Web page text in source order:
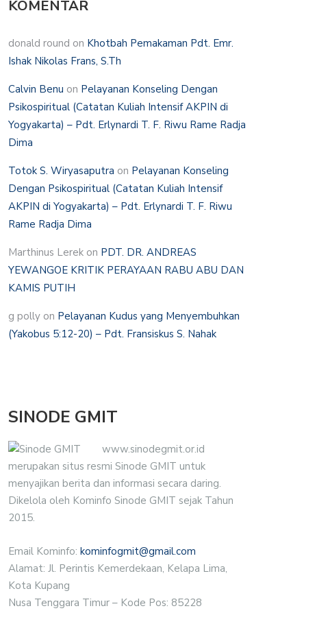
KOMENTAR
donald round on Khotbah Pemakaman Pdt. Emr.
Ishak Nikolas Frans, S.Th
Calvin Benu on Pelayanan Konseling Dengan
Psikospiritual (Catatan Kuliah Intensif AKPIN di
Yogyakarta) – Pdt. Erlynardi T. F. Riwu Rame Radja
Dima
Totok S. Wiryasaputra on Pelayanan Konseling
Dengan Psikospiritual (Catatan Kuliah Intensif
AKPIN di Yogyakarta) – Pdt. Erlynardi T. F. Riwu
Rame Radja Dima
Marthinus Lerek on PDT. DR. ANDREAS
YEWANGOE KRITIK PERAYAAN RABU ABU DAN
KAMIS PUTIH
g polly on Pelayanan Kudus yang Menyembuhkan
(Yakobus 5:12-20) – Pdt. Fransiskus S. Nahak
SINODE GMIT
www.sinodegmit.or.id
merupakan situs resmi Sinode GMIT untuk
menyajikan berita dan informasi secara daring.
Dikelola oleh Kominfo Sinode GMIT sejak Tahun
2015.
Email Kominfo: kominfogmit@gmail.com
Alamat: Jl. Perintis Kemerdekaan, Kelapa Lima,
Kota Kupang
Nusa Tenggara Timur – Kode Pos: 85228